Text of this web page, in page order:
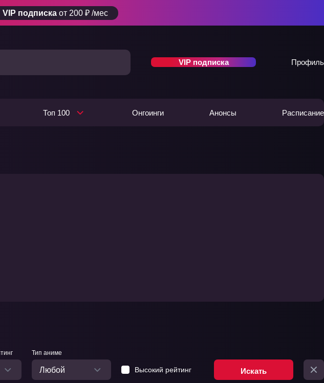
VIP подписка от 200 ₽ /мес
VIP подписка Профиль
Топ 100 Онгоинги Анонсы Расписание
Тип аниме
Любой Высокий рейтинг Искать